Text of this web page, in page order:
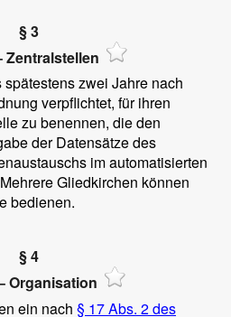
§ 3
Zentralstellen
zwei Jahre nach
verpflichtet, für ihren
zu benennen, die den
der Datensätze des
im automatisierten
Gliedkirchen können
bedienen.
§ 4
Organisation
ein nach § 17 Abs. 2 des